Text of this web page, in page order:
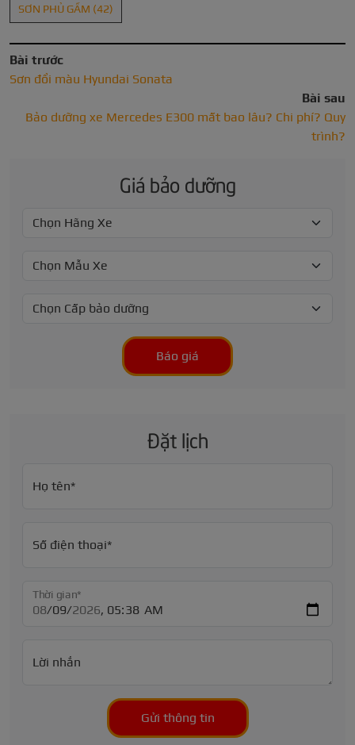
SƠN PHỦ GẦM (42)
Bài trước
Sơn đổi màu Hyundai Sonata
Bài sau
Bảo dưỡng xe Mercedes E300 mất bao lâu? Chi phí? Quy
trình?
Giá bảo dưỡng
Báo giá
Đặt lịch
Họ tên*
Số điện thoại*
Thời gian*
Lời nhắn
Gửi thông tin